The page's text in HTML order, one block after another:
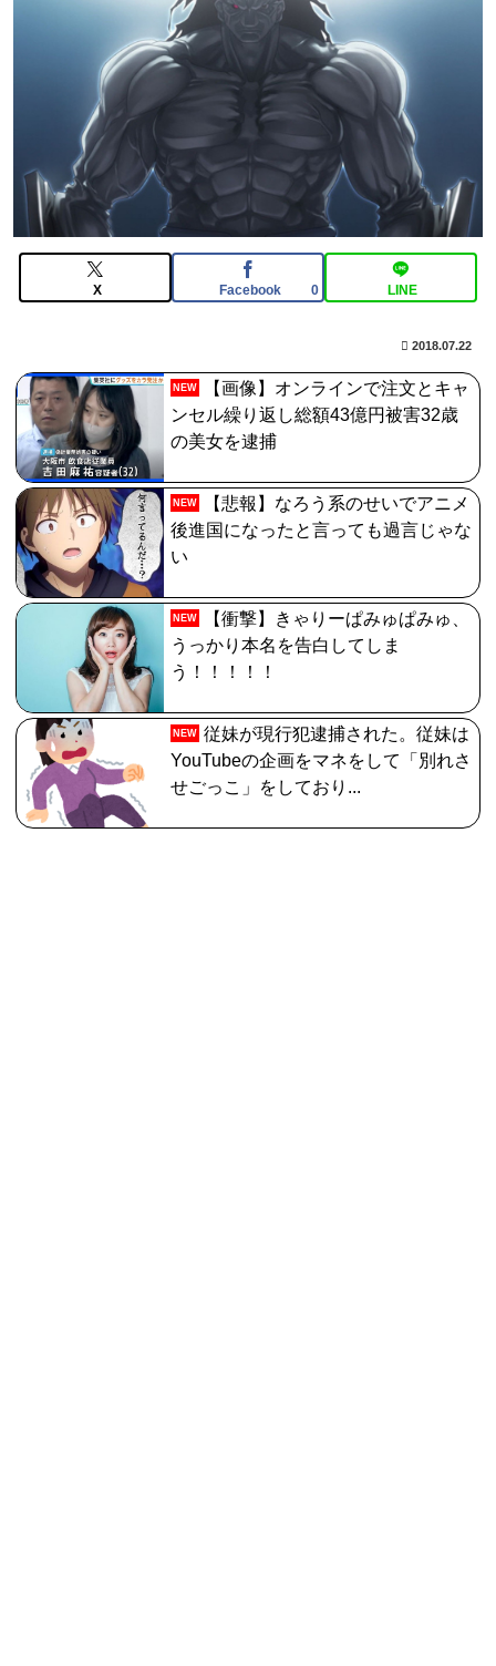
【FGO】神に愛された星1バッファー。アマデウス強化
がすごいと話題に
【FGO】組み合わせ次第で活かせる場面がきっとある。
鬼女紅葉・ファントム強化みんなの反応まとめ
【FGO】金時といい勝負。クーフーリン・オルタ強化み
んなの反応まとめ
【FGO】まず宇宙進出が霊長譲ることに繋がるのが納得
してない
【悲報】内田りこ「社会に戻りたいです」
Fate/GrandOrderのイラスト紹介3985
X Facebook 0 LINE
2018.07.22
NEW
【画像】オンラインで注文とキャ
ンセル繰り返し総額43億円被害32歳
の美女を逮捕
NEW
【悲報】なろう系のせいでアニメ
後進国になったと言っても過言じゃな
い
NEW
【衝撃】きゃりーぱみゅぱみゅ、
うっかり本名を告白してしま
う！！！！！
NEW 従妹が現行犯逮捕された。従妹は
YouTubeの企画をマネをして「別れさ
せごっこ」をしており...